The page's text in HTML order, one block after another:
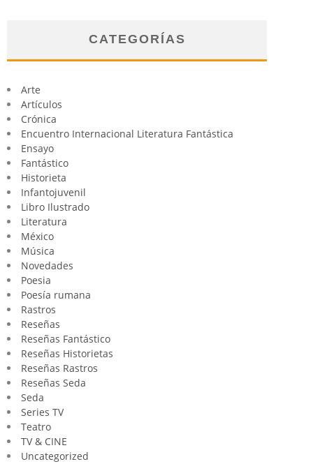
CATEGORÍAS
Arte
Artículos
Crónica
Encuentro Internacional Literatura Fantástica
Ensayo
Fantástico
Historieta
Infantojuvenil
Libro Ilustrado
Literatura
México
Música
Novedades
Poesia
Poesía rumana
Rastros
Reseñas
Reseñas Fantástico
Reseñas Historietas
Reseñas Rastros
Reseñas Seda
Seda
Series TV
Teatro
TV & CINE
Uncategorized